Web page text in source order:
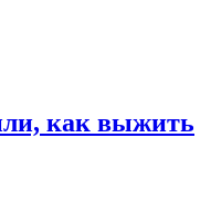
как выжить